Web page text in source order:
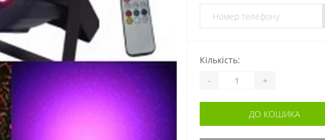
Кількість:
- +
ДО КОШИКА